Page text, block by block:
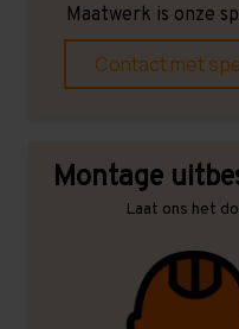
Maatwerk is onze
Contact met
Montage
Laat ons het